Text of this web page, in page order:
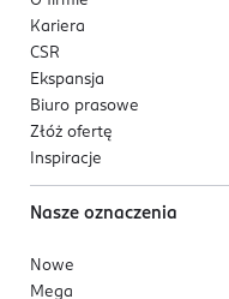
Kariera
CSR
Ekspansja
Biuro prasowe
Złóż ofertę
Inspiracje
Nasze oznaczenia
Nowe
Mega